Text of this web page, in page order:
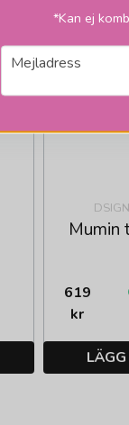
Mumin
619
kr
*Kan ej
email
Mejladress